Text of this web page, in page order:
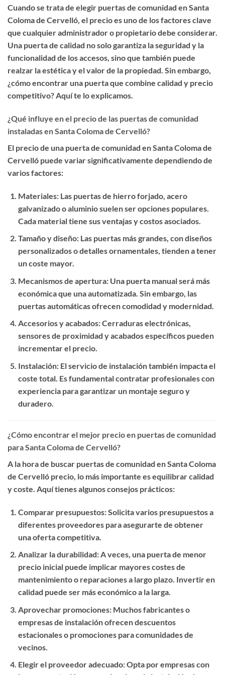
Cuando se trata de elegir puertas de comunidad en Santa
Coloma de Cervelló, el precioes uno de los factores clave
que cualquier administrador o propietario debe considerar.
Una puerta de calidad no solo garantiza la seguridad y la
funcionalidad de los accesos, sino que también puede
realzar la estética y el valor de la propiedad. Sin embargo,
¿cómo encontrar una puerta que combine calidad y precio
competitivo? Aquí te lo explicamos.
¿Qué influye en el precio de las puertas de comunidad
instaladas en Santa Coloma de Cervelló?
El precio de una puerta de comunidad en Santa Coloma de
Cervelló puede variar significativamente dependiendo de
varios factores:
Materiales: Las puertas de hierro forjado, acero
galvanizado o aluminio suelen ser opciones populares.
Cada material tiene sus ventajas y costos asociados.
Tamaño y diseño: Las puertas más grandes, con diseños
personalizados o detalles ornamentales, tienden a tener
un coste mayor.
Mecanismos de apertura: Una puerta manual será más
económica que una automatizada. Sin embargo, las
puertas automáticas ofrecen comodidad y modernidad.
Accesorios y acabados: Cerraduras electrónicas,
sensores de proximidad y acabados específicos pueden
incrementar el precio.
Instalación: El servicio de instalación también impacta el
coste total. Es fundamental contratar profesionales con
experiencia para garantizar un montaje seguro y
duradero.
¿Cómo encontrar el mejor precio en puertas de comunidad
para Santa Coloma de Cervelló?
A la hora de buscar puertas de comunidad en Santa Coloma
de Cervelló precio, lo más importante es equilibrar calidad
y coste. Aquí tienes algunos consejos prácticos:
Comparar presupuestos: Solicita varios presupuestos a
diferentes proveedores para asegurarte de obtener
una oferta competitiva.
Analizar la durabilidad: A veces, una puerta de menor
precio inicial puede implicar mayores costes de
mantenimiento o reparaciones a largo plazo. Invertir en
calidad puede ser más económico a la larga.
Aprovechar promociones: Muchos fabricantes o
empresas de instalación ofrecen descuentos
estacionales o promociones para comunidades de
vecinos.
Elegir el proveedor adecuado: Opta por empresas con